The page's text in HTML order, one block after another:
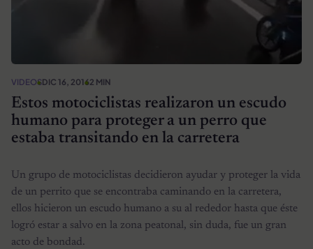
VIDEOSDIC 16, 20162 MIN
Estos motociclistas realizaron un escudo
humano para proteger a un perro que
estaba transitando en la carretera
Un grupo de motociclistas decidieron ayudar y proteger la vida
de un perrito que se encontraba caminando en la carretera,
ellos hicieron un escudo humano a su al rededor hasta que éste
logró estar a salvo en la zona peatonal, sin duda, fue un gran
acto de bondad.